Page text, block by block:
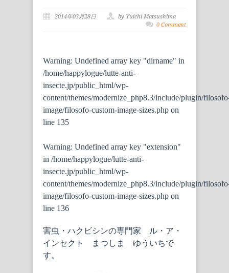
2014年03月28日
by Yuichi Matsushima
0 Comment
Warning: Undefined array key "dirname" in
/home/happylogue/lutte-anti-
insecte.jp/public_html/wp-
content/themes/modernize_php8.3/include/plugin/
image/filosofo-custom-image-sizes.php on
line 135
Warning: Undefined array key "extension"
in /home/happylogue/lutte-anti-
insecte.jp/public_html/wp-
content/themes/modernize_php8.3/include/plugin/
image/filosofo-custom-image-sizes.php on
line 136
害虫・ハクビシンの専門家 ル・ア・
インセクト まつしま ゆういちで
す。